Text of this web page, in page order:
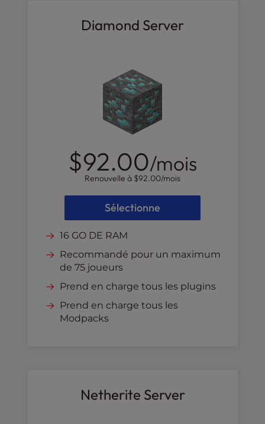
Diamond Server
$92.00/mois
Renouvelle à $92.00/mois
Sélectionne
16 GO DE RAM
Recommandé pour un maximum
de 75 joueurs
Prend en charge tous les plugins
Prend en charge tous les
Modpacks
Netherite Server